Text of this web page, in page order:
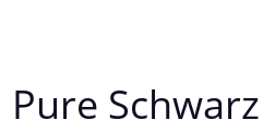
Schwarz